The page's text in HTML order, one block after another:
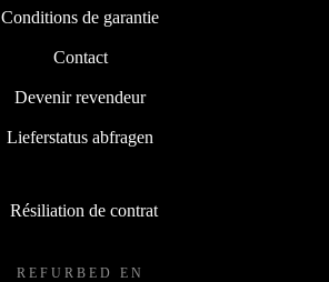
Conditions de garantie
Contact
Devenir revendeur
Lieferstatus abfragen
Résiliation de contrat
REFURBED EN